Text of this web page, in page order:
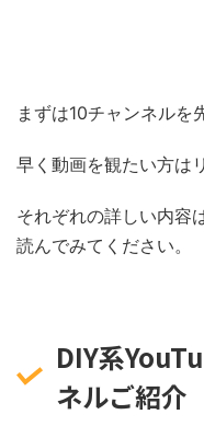
まずは10チャンネルを
早く動画を観たい方は
それぞれの詳しい内容
読んでみてください。
DIY系
ネルご紹介